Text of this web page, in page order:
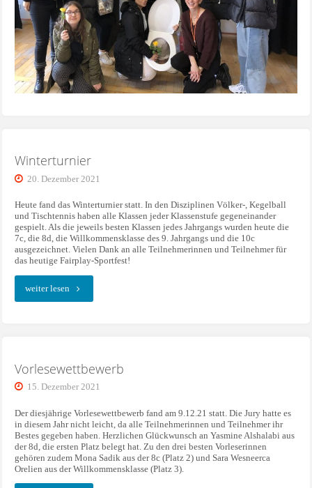
Winterturnier
20. Dezember 2021
Heute fand das Winterturnier statt. In den Disziplinen Völker-, Kegelball
und Tischtennis haben alle Klassen jeder Klassenstufe gegeneinander
gespielt. Als die jeweils besten Klassen jedes Jahrgangs wurden heute die
7c, die 8d, die Willkommensklasse des 9. Jahrgangs und die 10c
ausgezeichnet. Vielen Dank an alle Teilnehmerinnen und Teilnehmer für
das heutige Fairplay-Sportfest!
weiter lesen"Winterturnier"
Vorlesewettbewerb
15. Dezember 2021
Der diesjährige Vorlesewettbewerb fand am 9.12.21 statt. Die Jury hatte es
in diesem Jahr nicht leicht, da alle Teilnehmerinnen und Teilnehmer ihr
Bestes gegeben haben. Herzlichen Glückwunsch an Yasmine Alshalabi aus
der 8d, die ersten Platz belegt hat. Zu den drei besten Vorleserinnen
gehören zudem Mona Sadik aus der 8c (Platz 2) und Sara Wesneerca
Orelien aus der Willkommensklasse (Platz 3).